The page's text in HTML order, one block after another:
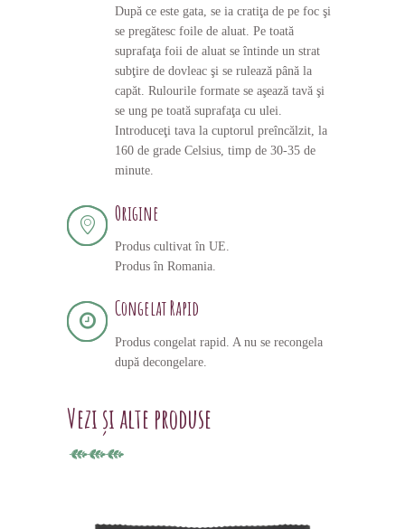
După ce este gata, se ia cratiţa de pe foc şi
se pregătesc foile de aluat. Pe toată
suprafaţa foii de aluat se întinde un strat
subţire de dovleac şi se rulează până la
capăt. Rulourile formate se aşează tavă şi
se ung pe toată suprafaţa cu ulei.
Introduceţi tava la cuptorul preîncălzit, la
160 de grade Celsius, timp de 30-35 de
minute.
Origine
Produs cultivat în UE.
Produs în Romania.
Congelat Rapid
Produs congelat rapid. A nu se recongela
după decongelare.
Vezi și alte produse